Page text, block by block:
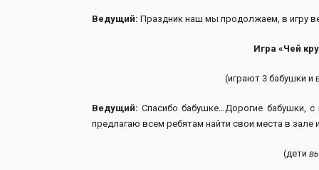
Ведущий: Праздник наш мы продолжаем, в игру
Игра «Чей
(играют 3 бабушки и
Ведущий: Спасибо бабушке…Дорогие бабушки,
предлагаю всем ребятам найти свои места в
(дети